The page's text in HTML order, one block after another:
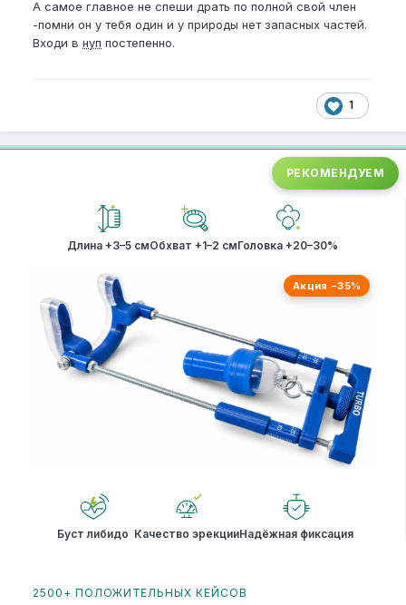
А самое главное не спеши драть по полной свой член
-помни он у тебя один и у природы нет запасных частей.
Входи в нуп постепенно.
1
РЕКОМЕНДУЕМ
Длина +3–5 смОбхват +1–2 смГоловка +20–30%
Акция −35%
Буст либидо Качество эрекцииНадёжная фиксация
2500+ ПОЛОЖИТЕЛЬНЫХ КЕЙСОВ